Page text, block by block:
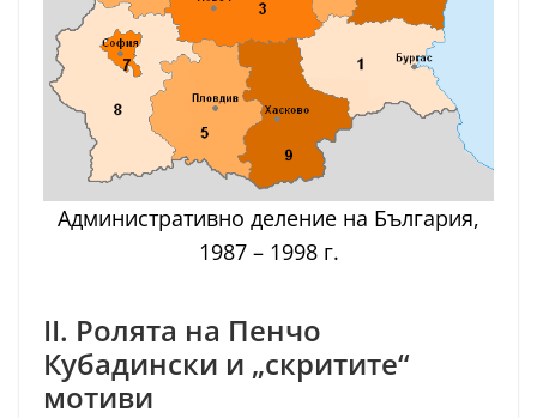
Административно деление на България,
1987 – 1998 г.
II. Ролята на Пенчо
Кубадински и „скритите“
мотиви